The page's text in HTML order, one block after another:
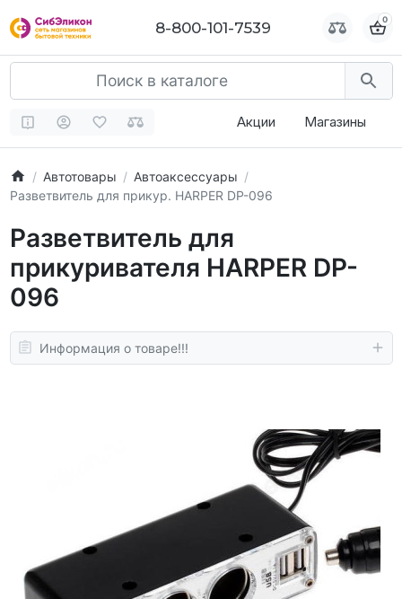
8-800-101-7539 0
Акции Магазины
Автотовары
Автоаксессуары
Разветвитель для прикур. HARPER DP-096
Разветвитель для
прикуривателя HARPER DP-
096
Информация о товаре!!!
8-800-101-7539 0